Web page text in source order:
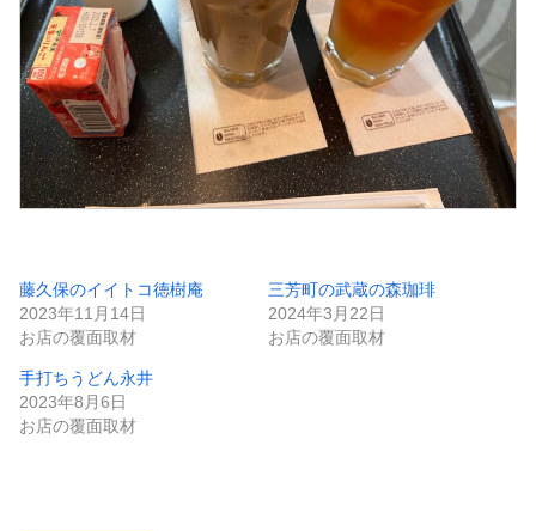
藤久保のイイトコ徳樹庵
2023年11月14日
お店の覆面取材
三芳町の武蔵の森珈琲
2024年3月22日
お店の覆面取材
手打ちうどん永井
2023年8月6日
お店の覆面取材